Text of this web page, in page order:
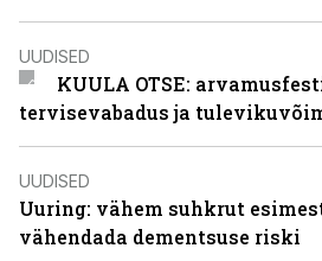
UUDISED
KUULA OTSE:
tervisevabadus ja
UUDISED
Uuring: vähem suhkrut
vähendada dementsuse riski